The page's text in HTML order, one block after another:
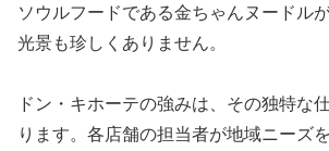
ソウルフードである金ちゃんヌードル
光景も珍しくありません。
ドン・キホーテの強みは、その独特な
ります。各店舗の担当者が地域ニーズ